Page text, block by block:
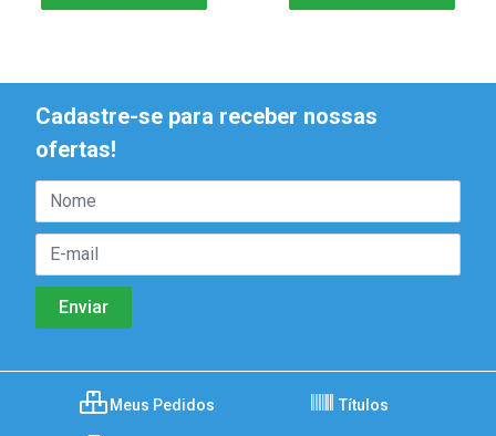
Cadastre-se para receber nossas
ofertas!
Meus Pedidos Títulos